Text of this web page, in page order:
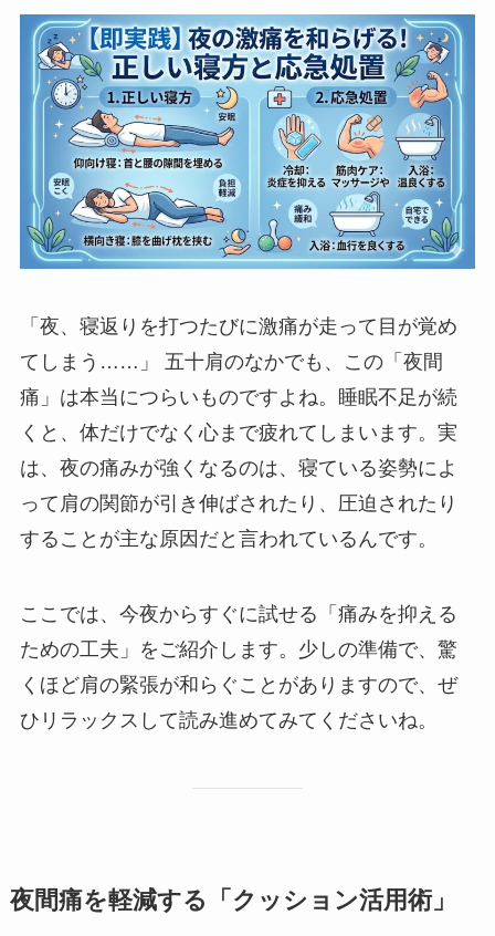
「夜、寝返りを打つたびに激痛が走って目が覚め
てしまう……」 五十肩のなかでも、この「夜間
痛」は本当につらいものですよね。睡眠不足が続
くと、体だけでなく心まで疲れてしまいます。実
は、夜の痛みが強くなるのは、寝ている姿勢によ
って肩の関節が引き伸ばされたり、圧迫されたり
することが主な原因だと言われているんです。
ここでは、今夜からすぐに試せる「痛みを抑える
ための工夫」をご紹介します。少しの準備で、驚
くほど肩の緊張が和らぐことがありますので、ぜ
ひリラックスして読み進めてみてくださいね。
夜間痛を軽減する「クッション活用術」